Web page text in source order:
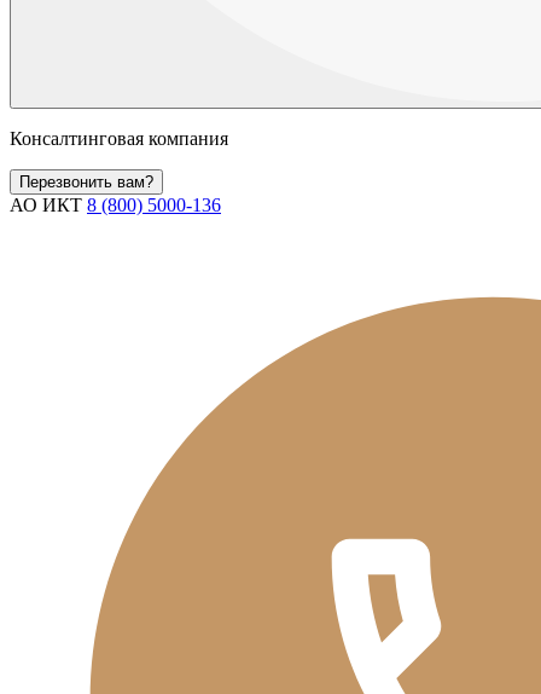
Консалтинговая компания
Перезвонить вам?
АО ИКТ 8 (800) 5000-136